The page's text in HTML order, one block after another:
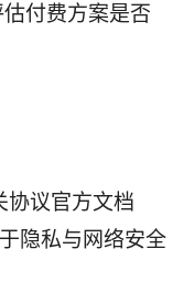
付费方案是否
议官方文档
隐私与网络安全